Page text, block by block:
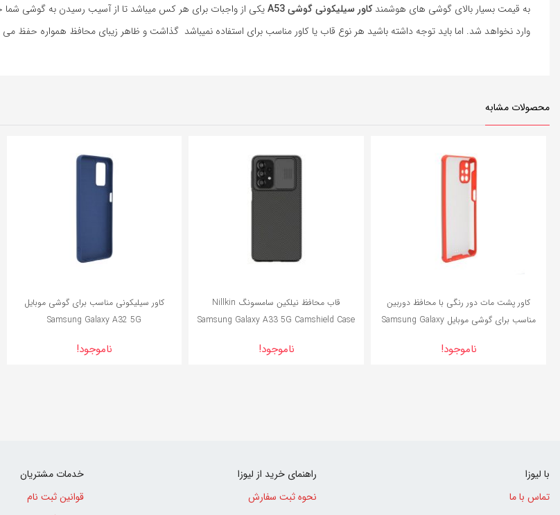
به قیمت بسیار بالای گوشی های هوشمندکاور سیلیکونی گوشی A53
یکی از واجبات برای هر کس میباشد تا از آسیب رسیدن به گوشی
وارد نخواهد شد. اما باید توجه داشته باشید هر نوع قاب یا کاور مناسب برای استفاده نمیباشد گذاشت و ظاهر زیبای محافظ همواره حفظ
محصولات مشابه
کاور پشت مات دور رنگی با محافظ دوربین
مناسب برای گوشی موبایل Samsung Galaxy
ناموجود!
قاب محافظ نیلکین سامسونگ Nillkin
Samsung Galaxy A33 5G Camshield Case
ناموجود!
کاور سیلیکونی مناسب برای گوشی موبایل
Samsung Galaxy A32 5G
ناموجود!
با لیوزا
تماس با ما
راهنمای خرید از لیوزا
نحوه ثبت سفارش
خدمات مشتریان
قوانین ثبت نام